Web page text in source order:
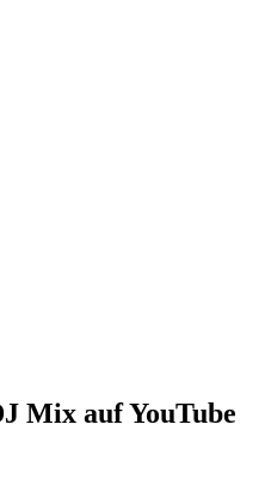
Mix auf YouTube